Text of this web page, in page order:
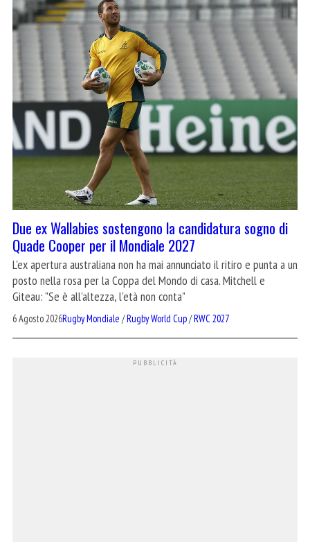
Due ex Wallabies sostengono la candidatura sogno di
Quade Cooper per il Mondiale 2027
L'ex apertura australiana non ha mai annunciato il ritiro e punta a un
posto nella rosa per la Coppa del Mondo di casa. Mitchell e
Giteau: "Se è all'altezza, l'età non conta"
6 Agosto 2026Rugby Mondiale /Rugby World Cup/RWC 2027